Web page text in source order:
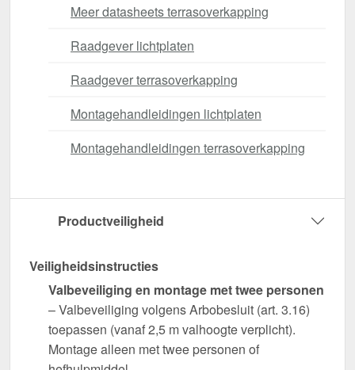
Meer datasheets terrasoverkapping
Raadgever lichtplaten
Raadgever terrasoverkapping
Montagehandleidingen lichtplaten
Montagehandleidingen terrasoverkapping
Productveiligheid
Veiligheidsinstructies
Valbeveiliging en montage met twee personen
– Valbeveiliging volgens Arbobesluit (art. 3.16)
toepassen (vanaf 2,5 m valhoogte verplicht).
Montage alleen met twee personen of